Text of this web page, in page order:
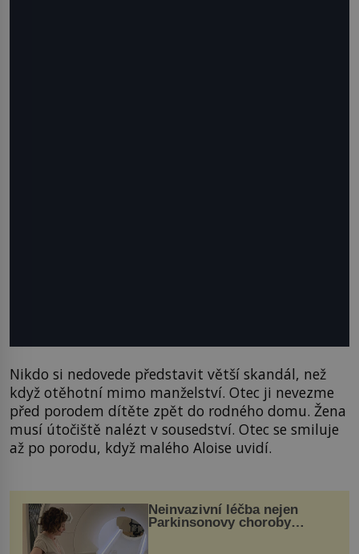
Nikdo si nedovede představit větší skandál, než
když otěhotní mimo manželství. Otec ji nevezme
před porodem dítěte zpět do rodného domu. Žena
musí útočiště nalézt v sousedství. Otec se smiluje
až po porodu, když malého Aloise uvidí.
Neinvazivní léčba nejen
Parkinsonovy choroby